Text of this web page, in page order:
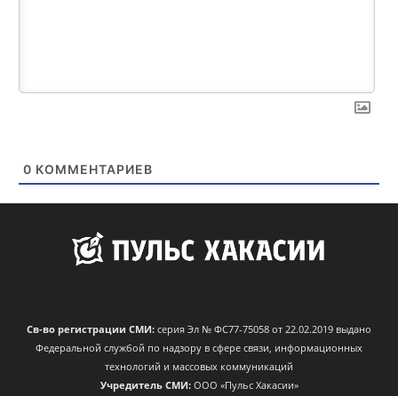
0 КОММЕНТАРИЕВ
Св-во регистрации СМИ: серия Эл № ФС77-75058 от 22.02.2019 выдано
Федеральной службой по надзору в сфере связи, информационных
технологий и массовых коммуникаций
Учредитель СМИ:ООО «Пульс Хакасии»